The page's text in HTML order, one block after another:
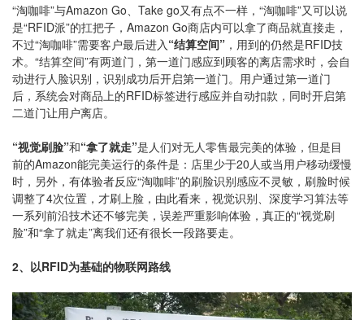
“淘咖啡”与Amazon Go、Take go又有点不一样，“淘咖啡”又可以说
是“RFID派”的扛把子，Amazon Go商店内可以拿了商品就直接走，
不过“淘咖啡”需要客户最后进入 “结算空间” ，用到的仍然是RFID技
术。“结算空间”有两道门，第一道门感应到顾客的离店需求时，会自
动进行人脸识别，识别成功后开启第一道门。用户通过第一道门
后，系统会对商品上的RFID标签进行感应并自动扣款，同时开启第
二道门让用户离店。
“视觉刷脸”和“拿了就走”是人们对无人零售最完美的体验，但是目
前的Amazon能完美运行的条件是：店里少于20人或当用户移动缓慢
时，另外，有体验者反应“淘咖啡”的刷脸识别感应不灵敏，刷脸时候
调整了4次位置，才刷上脸，由此看来，视觉识别、深度学习算法等
一系列前沿技术还不够完美，误差严重影响体验，真正的“视觉刷
脸”和“拿了就走”离我们还有很长一段路要走。
2、以RFID为基础的物联网路线